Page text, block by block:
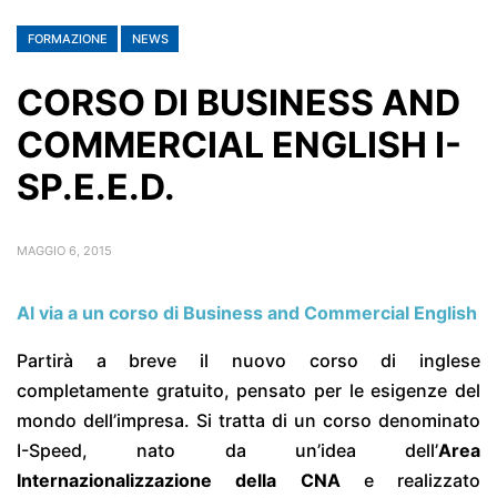
FORMAZIONE NEWS
CORSO DI BUSINESS AND
COMMERCIAL ENGLISH I-
SP.E.E.D.
MAGGIO 6, 2015
Al via a un corso di Business and Commercial English
Partirà a breve il nuovo corso di inglese
completamente gratuito, pensato per le esigenze del
mondo dell’impresa. Si tratta di un corso denominato
I-Speed, nato da un’idea dell’Area
Internazionalizzazione
della CNAe realizzato